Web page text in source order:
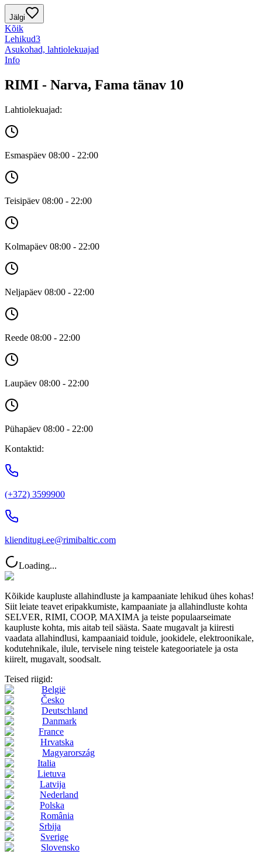
Jälgi
Kõik
Lehikud3
Asukohad, lahtiolekuajad
Info
RIMI - Narva, Fama tänav 10
Lahtiolekuajad:
Esmaspäev 08:00 - 22:00
Teisipäev 08:00 - 22:00
Kolmapäev 08:00 - 22:00
Neljapäev 08:00 - 22:00
Reede 08:00 - 22:00
Laupäev 08:00 - 22:00
Pühapäev 08:00 - 22:00
Kontaktid:
(+372) 3599900
klienditugi.ee@rimibaltic.com
Loading...
Kõikide kaupluste allahindluste ja kampaaniate lehikud ühes kohas!
Siit leiate teavet eripakkumiste, kampaaniate ja allahindluste kohta
SELVER, RIMI, COOP, MAXIMA ja teiste populaarseimate
kaupluste kohta, mis aitab teil säästa. Saate mugavalt ja kiiresti
vaadata allahindlusi, kampaaniaid toidule, jookidele, elektroonikale,
kodutehnikale, ilule, tervisele ning teistele kategooriatele ja osta
kiirelt, mugavalt, soodsalt.
Teised riigid:
België
Česko
Deutschland
Danmark
France
Hrvatska
Magyarország
Italia
Lietuva
Latvija
Nederland
Polska
România
Srbija
Sverige
Slovensko